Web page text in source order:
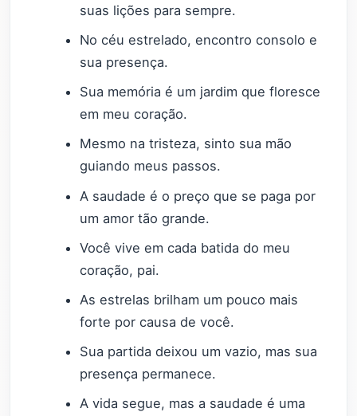
suas lições para sempre.
No céu estrelado, encontro consolo e
sua presença.
Sua memória é um jardim que floresce
em meu coração.
Mesmo na tristeza, sinto sua mão
guiando meus passos.
A saudade é o preço que se paga por
um amor tão grande.
Você vive em cada batida do meu
coração, pai.
As estrelas brilham um pouco mais
forte por causa de você.
Sua partida deixou um vazio, mas sua
presença permanece.
A vida segue, mas a saudade é uma